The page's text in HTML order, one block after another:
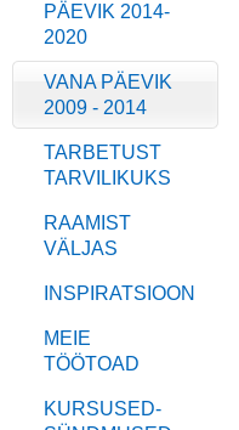
PÄEVIK 2014-
2020
VANA PÄEVIK
2009 - 2014
TARBETUST
TARVILIKUKS
RAAMIST
VÄLJAS
INSPIRATSIOON
MEIE
TÖÖTOAD
KURSUSED-